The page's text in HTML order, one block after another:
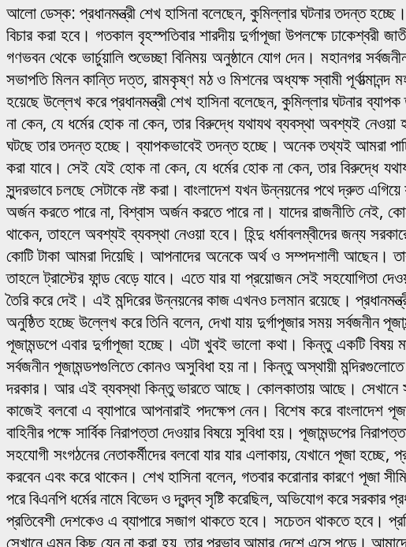
আলো ডেস্ক: প্রধানমন্ত্রী শেখ হাসিনা বলেছেন, কুমিল্লার ঘটনার তদন্ত
বিচার করা হবে। গতকাল বৃহস্পতিবার শারদীয় দুর্গাপূজা উপলক্ষে ঢাকেশ্বরী
গণভবন থেকে ভার্চুয়ালি শুভেচ্ছা বিনিময় অনুষ্ঠানে যোগ দেন। মহানগর
সভাপতি মিলন কান্তি দত্ত, রামকৃষ্ণ মঠ ও মিশনের অধ্যক্ষ স্বামী পূর্ণাত্মানন্দ
হয়েছে উল্লেখ করে প্রধানমন্ত্রী শেখ হাসিনা বলেছেন, কুমিল্লার ঘটনার
না কেন, যে ধর্মের হোক না কেন, তার বিরুদ্ধে যথাযথ ব্যবস্থা অবশ্যই
ঘটছে তার তদন্ত হচ্ছে। ব্যাপকভাবেই তদন্ত হচ্ছে। অনেক তথ্যই আমরা
করা যাবে। সেই যেই হোক না কেন, যে ধর্মের হোক না কেন, তার বিরুদ্ধে
সুন্দরভাবে চলছে সেটাকে নষ্ট করা। বাংলাদেশ যখন উন্নয়নের পথে দ্রুত
অর্জন করতে পারে না, বিশ্বাস অর্জন করতে পারে না। যাদের রাজনীতি
থাকেন, তাহলে অবশ্যই ব্যবস্থা নেওয়া হবে। হিন্দু ধর্মাবলম্বীদের জন্য
কোটি টাকা আমরা দিয়েছি। আপনাদের অনেকে অর্থ ও সম্পদশালী আছেন।
তাহলে ট্রাস্টের ফান্ড বেড়ে যাবে। এতে যার যা প্রয়োজন সেই সহযোগিতা
তৈরি করে দেই। এই মন্দিরের উন্নয়নের কাজ এখনও চলমান রয়েছে।
অনুষ্ঠিত হচ্ছে উল্লেখ করে তিনি বলেন, দেখা যায় দুর্গাপূজার সময়
পূজামন্ডপে এবার দুর্গাপূজা হচ্ছে। এটা খুবই ভালো কথা। কিন্তু একটি বিষয়
সর্বজনীন পূজামন্ডপগুলিতে কোনও অসুবিধা হয় না। কিন্তু অস্থায়ী
দরকার। আর এই ব্যবস্থা কিন্তু ভারতে আছে। কোলকাতায় আছে। সেখানে
কাজেই বলবো এ ব্যাপারে আপনারাই পদক্ষেপ নেন। বিশেষ করে বাংলাদেশ
বাহিনীর পক্ষে সার্বিক নিরাপত্তা দেওয়ার বিষয়ে সুবিধা হয়। পূজামন্ডপের
সহযোগী সংগঠনের নেতাকর্মীদের বলবো যার যার এলাকায়, যেখানে পূজা
করবেন এবং করে থাকেন। শেখ হাসিনা বলেন, গতবার করোনার কারণে পূজা
পরে বিএনপি ধর্মের নামে বিভেদ ও দ্বন্দ্ব সৃষ্টি করেছিল, অভিযোগ করে
প্রতিবেশী দেশকেও এ ব্যাপারে সজাগ থাকতে হবে। সচেতন থাকতে হবে।
সেখানে এমন কিছু যেন না করা হয়, তার প্রভাব আমার দেশে এসে পড়ে।